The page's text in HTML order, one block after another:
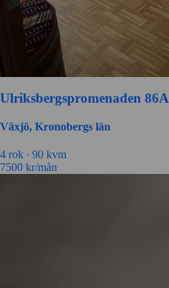
Ulriksbergspromenaden 86A
Växjö, Kronobergs län
4 rok ∙ 90 kvm
7500 kr/mån